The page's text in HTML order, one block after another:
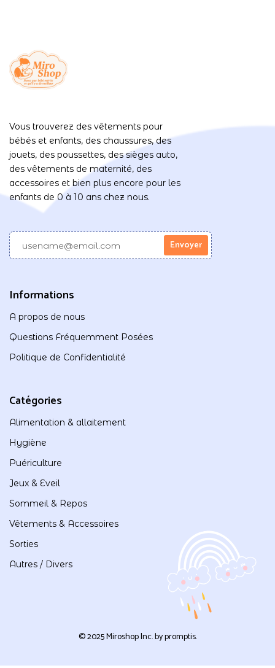
Vous trouverez des vêtements pour
bébés et enfants, des chaussures, des
jouets, des poussettes, des sièges auto,
des vêtements de maternité, des
accessoires et bien plus encore pour les
enfants de 0 à 10 ans chez nous.
Informations
A propos de nous
Questions Fréquemment Posées
Politique de Confidentialité
Catégories
Alimentation & allaitement
Hygiène
Puériculture
Jeux & Eveil
Sommeil & Repos
Vêtements & Accessoires
Sorties
Autres / Divers
© 2025 Miroshop Inc. bypromptis.